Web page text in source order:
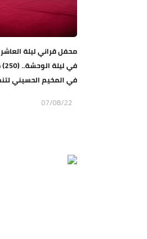
محفل قراني ليلة
في المخيم الحسيني
07/08/22